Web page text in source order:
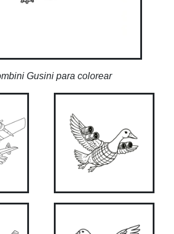
Gusini para colorear